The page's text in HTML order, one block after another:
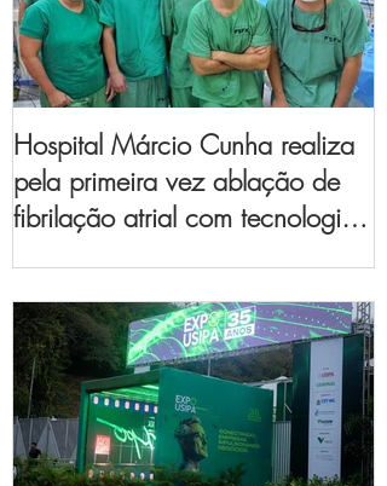
Hospital Márcio Cunha realiza
pela primeira vez ablação de
fibrilação atrial com tecnologia